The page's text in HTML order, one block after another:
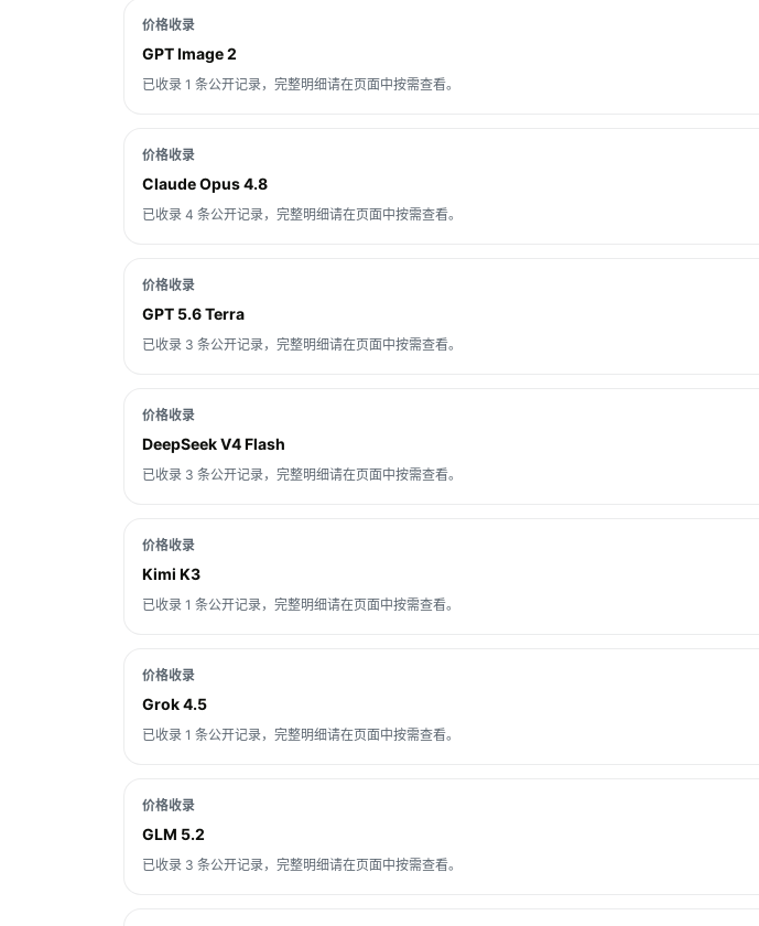
价格收录
GPT Image 2
已收录 1 条公开记录，完整明细请在页面中按需查看。
价格收录
Claude Opus 4.8
已收录 4 条公开记录，完整明细请在页面中按需查看。
价格收录
GPT 5.6 Terra
已收录 3 条公开记录，完整明细请在页面中按需查看。
价格收录
DeepSeek V4 Flash
已收录 3 条公开记录，完整明细请在页面中按需查看。
价格收录
Kimi K3
已收录 1 条公开记录，完整明细请在页面中按需查看。
价格收录
Grok 4.5
已收录 1 条公开记录，完整明细请在页面中按需查看。
价格收录
GLM 5.2
已收录 3 条公开记录，完整明细请在页面中按需查看。